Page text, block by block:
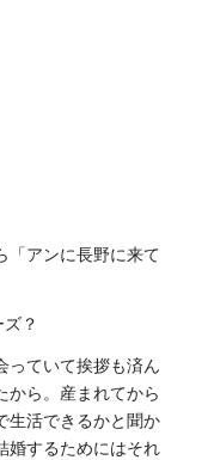
「アンに長野に来て
？
っていて挨拶も済ん
から。産まれてから
生活できるかと聞か
婚するためにはそれ